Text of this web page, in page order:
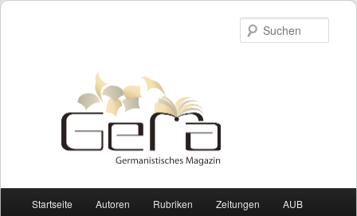
Zum Inhalt wechseln
Zum sekundären Inhalt wechseln
Startseite Autoren Rubriken Zeitungen AUB